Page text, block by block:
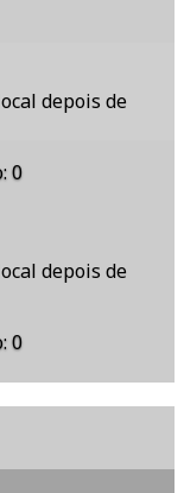
depois de
:0
depois de
:0